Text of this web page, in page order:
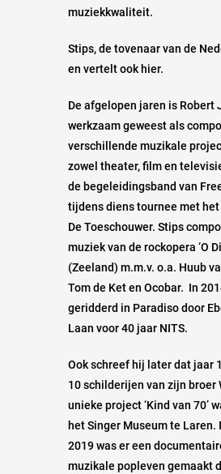
muziekkwaliteit.
Stips, de tovenaar van de
en vertelt ook hier.
De afgelopen jaren is Robert
werkzaam geweest als
verschillende muzikale
zowel theater, film en
de begeleidingsband van
tijdens diens tournee met
De Toeschouwer. Stips
muziek van de rockopera ‘O
(Zeeland) m.m.v. o.a. Huub
Tom de Ket en Ocobar. In
geridderd in Paradiso door
Laan voor 40 jaar NITS.
Ook schreef hij later dat jaar
10 schilderijen van zijn broer
unieke project ‘Kind van 70’
het Singer Museum te Laren.
2019 was er een
muzikale popleven gemaakt